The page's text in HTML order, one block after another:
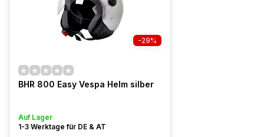
-29%
BHR 800 Easy Vespa Helm silber
Auf Lager
1-3 Werktage für DE & AT